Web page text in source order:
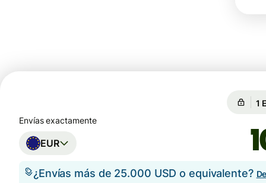
Envías exactamente
EUR
¿Envías más de 25.000 USD o equivalente?